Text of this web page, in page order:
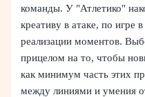
команды. У "Атлетико"
креативу в атаке, по игре
реализации моментов.
прицелом на то, чтобы
как минимум часть этих
между линиями и умения